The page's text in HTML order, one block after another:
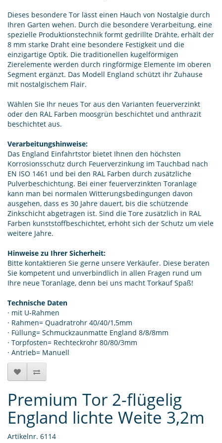
Dieses besondere Tor lässt einen Hauch von Nostalgie durch
Ihren Garten wehen. Durch die besondere Verarbeitung, eine
spezielle Produktionstechnik formt gedrillte Drähte, erhält der
8 mm starke Draht eine besondere Festigkeit und die
einzigartige Optik. Die traditionellen kugelförmigen
Zierelemente werden durch ringförmige Elemente im oberen
Segment ergänzt. Das Modell England schützt ihr Zuhause
mit nostalgischem Flair.
Wählen Sie Ihr neues Tor aus den Varianten feuerverzinkt
oder den RAL Farben moosgrün beschichtet und anthrazit
beschichtet aus.
Verarbeitungshinweise:
Das England Einfahrtstor bietet Ihnen den höchsten
Korrosionsschutz durch Feuerverzinkung im Tauchbad nach
EN ISO 1461 und bei den RAL Farben durch zusätzliche
Pulverbeschichtung. Bei einer feuerverzinkten Toranlage
kann man bei normalen Witterungsbedingungen davon
ausgehen, dass es 30 Jahre dauert, bis die schützende
Zinkschicht abgetragen ist. Sind die Tore zusätzlich in RAL
Farben kunststoffbeschichtet, erhöht sich der Schutz um viele
weitere Jahre.
Hinweise zu Ihrer Sicherheit:
Bitte kontaktieren Sie gerne unsere Verkäufer. Diese beraten
Sie kompetent und unverbindlich in allen Fragen rund um
Ihre neue Toranlage, denn bei uns macht Torkauf Spaß!
Technische Daten
· mit U-Rahmen
· Rahmen= Quadratrohr 40/40/1,5mm
· Füllung= Schmuckzaunmatte England 8/8/8mm
· Torpfosten= Rechteckrohr 80/80/3mm
· Antrieb= Manuell
Premium Tor 2-flügelig
England lichte Weite 3,2m
Artikelnr. 6114